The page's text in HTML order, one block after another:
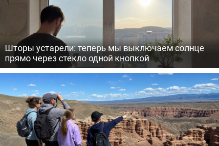
Шторы устарели: теперь мы выключаем солнце
прямо через стекло одной кнопкой